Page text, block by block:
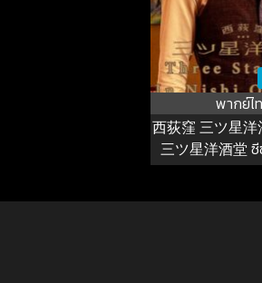
พากย์ไ
西荻窪 三ツ星
三ツ星洋酒堂 ซี